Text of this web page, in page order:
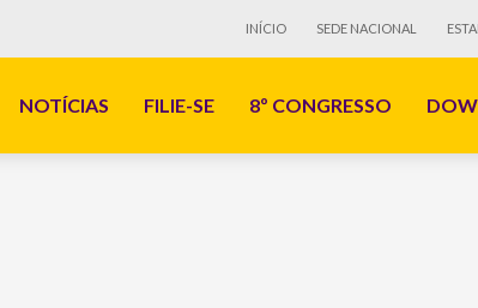
INÍCIO SEDE NACIONAL
NOTÍCIAS FILIE-SE 8º CONGRESSO